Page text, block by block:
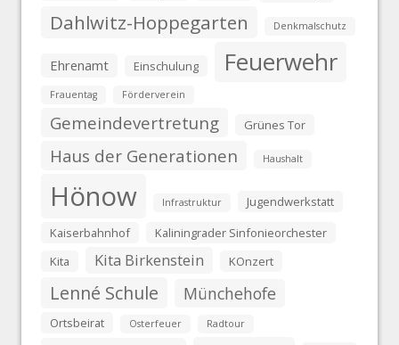
Dahlwitz-Hoppegarten Denkmalschutz
Ehrenamt Einschulung Feuerwehr
Frauentag Förderverein
Gemeindevertretung Grünes Tor
Haus der Generationen Haushalt
Hönow Infrastruktur
Jugendwerkstatt
Kaiserbahnhof
Kaliningrader Sinfonieorchester
Kita
Kita Birkenstein KOnzert
Lenné Schule Münchehofe
Ortsbeirat Osterfeuer Radtour